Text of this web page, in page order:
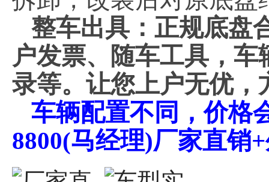
整车出具：正规底盘
户发票、随车工具，
录等。让您上户无优，
车辆配置不同，价格
8800(马经理)厂家直销